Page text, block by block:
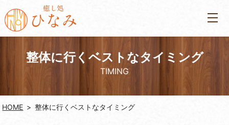
整体に行くベストなタイミング
TIMING
HOME 整体に行くベストなタイミング